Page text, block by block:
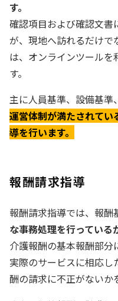
す。
確認項目および確認文書
が、現地へ訪れるだけ
は、オンラインツール
す。
主に人員基準、設備基準
運営体制が満たされて
導を行います。
報酬請求指導
報酬請求指導では、報酬
な事務処理を行っている
介護報酬の基本報酬部分
実際のサービスに相応
酬の請求に不正がないか